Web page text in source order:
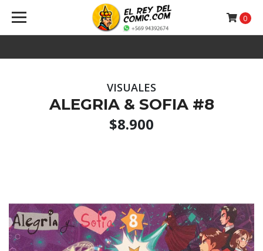
0
VISUALES
ALEGRIA & SOFIA #8
$8.900